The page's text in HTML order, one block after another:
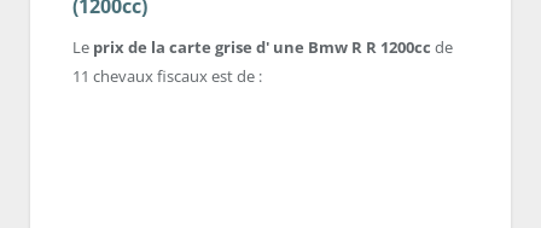
(1200cc)
Le prix de la carte grise d' une Bmw R R 1200cc de
11 chevaux fiscaux est de :